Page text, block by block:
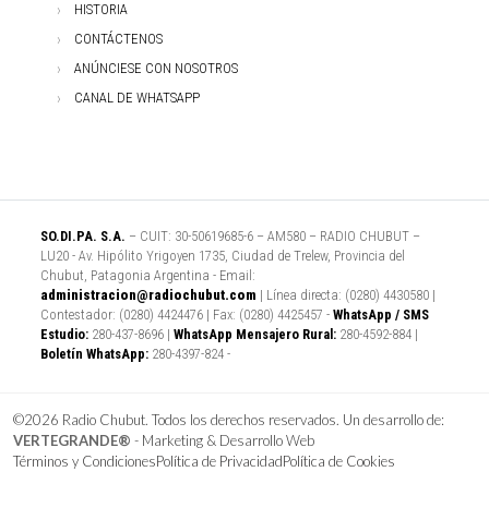
HISTORIA
CONTÁCTENOS
ANÚNCIESE CON NOSOTROS
CANAL DE WHATSAPP
SO.DI.PA. S.A. – CUIT: 30-50619685-6 – AM580 – RADIO CHUBUT –
LU20 - Av. Hipólito Yrigoyen 1735, Ciudad de Trelew, Provincia del
Chubut, Patagonia Argentina - Email:
administracion@radiochubut.com | Línea directa: (0280) 4430580 |
Contestador: (0280) 4424476 | Fax: (0280) 4425457 - WhatsApp / SMS
Estudio: 280-437-8696 | WhatsApp Mensajero Rural: 280-4592-884 |
Boletín WhatsApp: 280-4397-824 -
©2026 Radio Chubut. Todos los derechos reservados. Un desarrollo de:
VERTEGRANDE® - Marketing & Desarrollo Web
Términos y CondicionesPolítica de PrivacidadPolítica de Cookies